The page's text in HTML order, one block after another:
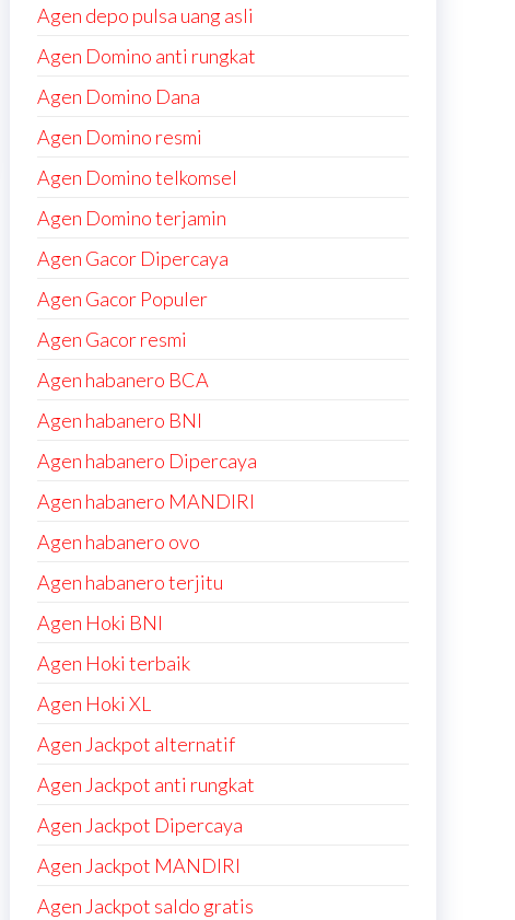
Agen depo pulsa uang asli
Agen Domino anti rungkat
Agen Domino Dana
Agen Domino resmi
Agen Domino telkomsel
Agen Domino terjamin
Agen Gacor Dipercaya
Agen Gacor Populer
Agen Gacor resmi
Agen habanero BCA
Agen habanero BNI
Agen habanero Dipercaya
Agen habanero MANDIRI
Agen habanero ovo
Agen habanero terjitu
Agen Hoki BNI
Agen Hoki terbaik
Agen Hoki XL
Agen Jackpot alternatif
Agen Jackpot anti rungkat
Agen Jackpot Dipercaya
Agen Jackpot MANDIRI
Agen Jackpot saldo gratis